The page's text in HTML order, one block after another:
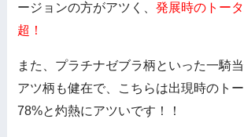
ージョンの方がアツく、発展時のトー
超！
また、プラチナゼブラ柄といった一騎
アツ柄も健在で、こちらは出現時のト
78%と灼熱にアツいです！！